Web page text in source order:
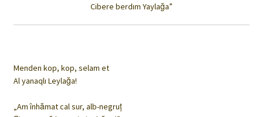
Cibere berdım Yaylağa”
Menden kop, kop, selam et
Al yanaqlı Leylağa!
„Am înhămat cal sur, alb-negruț